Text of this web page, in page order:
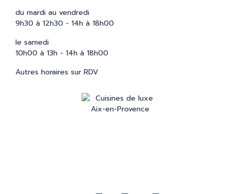
du mardi au vendredi
9h30 à 12h30 - 14h à 18h00
le samedi
10h00 à 13h - 14h à 18h00
Autres horaires sur RDV